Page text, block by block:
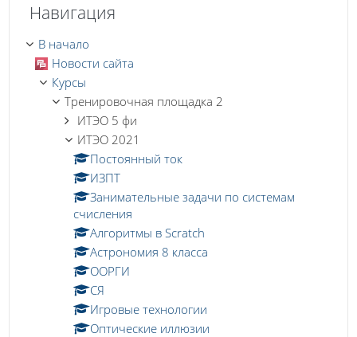
Навигация
В начало
Новости сайта
Курсы
Тренировочная площадка 2
ИТЭО 5 фи
ИТЭО 2021
Постоянный ток
ИЗПТ
Занимательные задачи по системам
счисления
Алгоритмы в Scratch
Астрономия 8 класса
ООРГИ
СЯ
Игровые технологии
Оптические иллюзии